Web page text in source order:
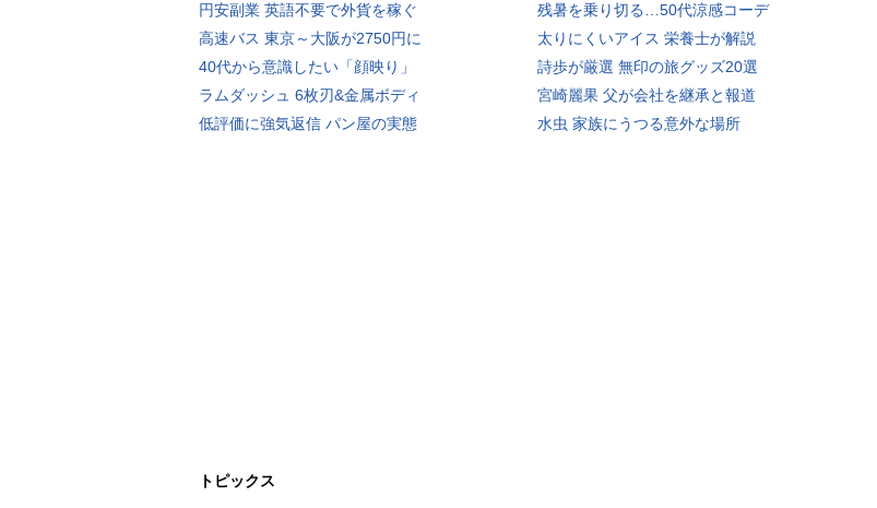
円安副業 英語不要で外貨を稼ぐ
残暑を乗り切る…50代涼感コーデ
高速バス 東京～大阪が2750円に
太りにくいアイス 栄養士が解説
40代から意識したい「顔映り」
詩歩が厳選 無印の旅グッズ20選
ラムダッシュ 6枚刃&金属ボディ
宮崎麗果 父が会社を継承と報道
低評価に強気返信 パン屋の実態
水虫 家族にうつる意外な場所
トピックス